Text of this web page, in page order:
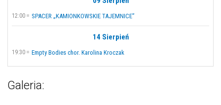
12:00 SPACER „KAMIONKOWSKIE TAJEMNICE”
14 Sierpień
19:30 Empty Bodies chor. Karolina Kroczak
Galeria: